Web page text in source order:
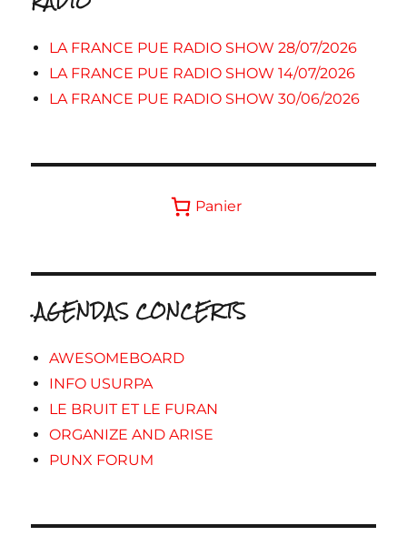
LA FRANCE PUE RADIO SHOW 28/07/2026
LA FRANCE PUE RADIO SHOW 14/07/2026
LA FRANCE PUE RADIO SHOW 30/06/2026
Panier
.AGENDAS CONCERTS
AWESOMEBOARD
INFO USURPA
LE BRUIT ET LE FURAN
ORGANIZE AND ARISE
PUNX FORUM